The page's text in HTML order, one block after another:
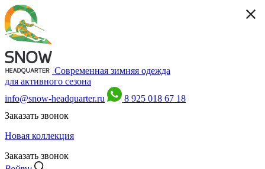
Современная зимняя одежда
для активного сезона
info@snow-headquarter.ru
8 925 018 67 18
Заказать звонок
Новая коллекция
Заказать звонок